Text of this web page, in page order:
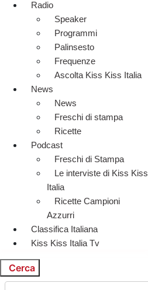
Radio
Speaker
Programmi
Palinsesto
Frequenze
Ascolta Kiss Kiss Italia
News
News
Freschi di stampa
Ricette
Podcast
Freschi di Stampa
Le interviste di Kiss Kiss
Italia
Ricette Campioni
Azzurri
Classifica Italiana
Kiss Kiss Italia Tv
Cerca